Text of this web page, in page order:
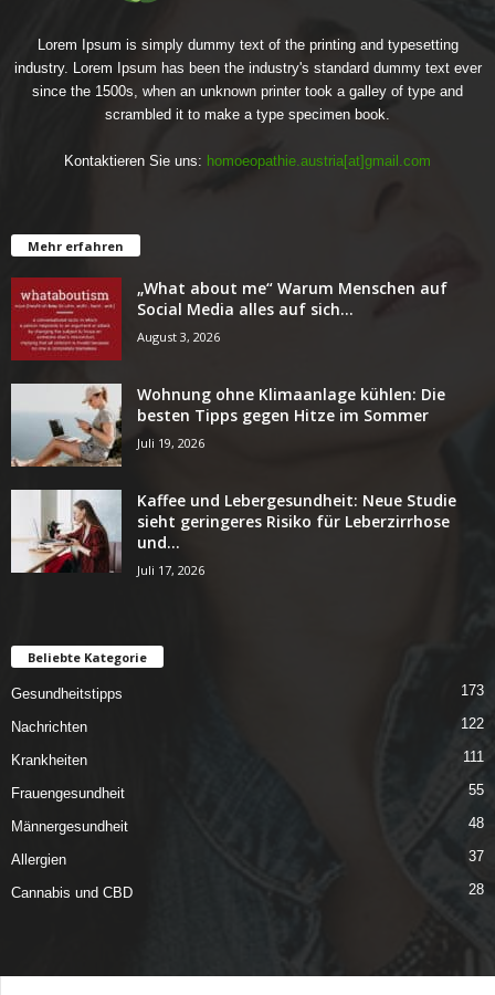
Lorem Ipsum is simply dummy text of the printing and typesetting
industry. Lorem Ipsum has been the industry's standard dummy text ever
since the 1500s, when an unknown printer took a galley of type and
scrambled it to make a type specimen book.
Kontaktieren Sie uns: homoeopathie.austria[at]gmail.com
Mehr erfahren
„What about me“ Warum Menschen auf
Social Media alles auf sich...
August 3, 2026
Wohnung ohne Klimaanlage kühlen: Die
besten Tipps gegen Hitze im Sommer
Juli 19, 2026
Kaffee und Lebergesundheit: Neue Studie
sieht geringeres Risiko für Leberzirrhose
und...
Juli 17, 2026
Beliebte Kategorie
Gesundheitstipps 173
Nachrichten 122
Krankheiten 111
Frauengesundheit 55
Männergesundheit 48
Allergien 37
Cannabis und CBD 28